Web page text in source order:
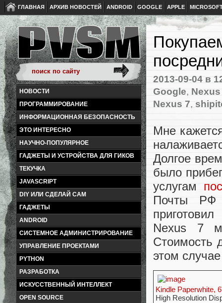
ГЛАВНАЯ АРХИВ НОВОСТЕЙ ANDROID GOOGLE APPLE
НОВОСТИ
ПРОГРАММИРОВАНИЕ
ИНФОРМАЦИОННАЯ БЕЗОПАСНОСТЬ
ЭТО ИНТЕРЕСНО
НАУЧНО-ПОПУЛЯРНОЕ
ГАДЖЕТЫ И УСТРОЙСТВА ДЛЯ ГИКОВ
ТЕКУЧКА
JAVASCRIPT
DIY ИЛИ СДЕЛАЙ САМ
ГАДЖЕТЫ
ANDROID
СИСТЕМНОЕ АДМИНИСТРИРОВАНИЕ
УПРАВЛЕНИЕ ПРОЕКТАМИ
PYTHON
РАЗРАБОТКА
ИСКУССТВЕННЫЙ ИНТЕЛЛЕКТ
OPEN SOURCE
2013-09-04 в
Google, Nexus
Nexus 7,
Мне
Долгое
было
услугам
Почты РФ
Nexus 7
Стоимость
этом
Kindle Paperwhite,
High Resolution